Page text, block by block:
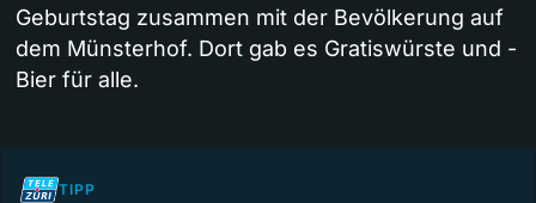
Geburtstag zusammen mit der Bevölkerung auf
dem Münsterhof. Dort gab es Gratiswürste und -
Bier für alle.
TIPP